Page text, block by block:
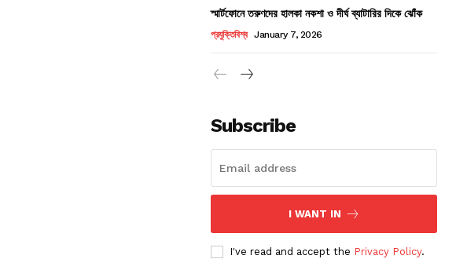
স্মার্টফোনে তরুণদের হালকা নকশা ও দীর্ঘ ব্যাটারির দিকে ঝোঁক
প্রযুক্তিবিশ্ব January 7, 2026
Subscribe
I WANT IN
I've read and accept the Privacy Policy.